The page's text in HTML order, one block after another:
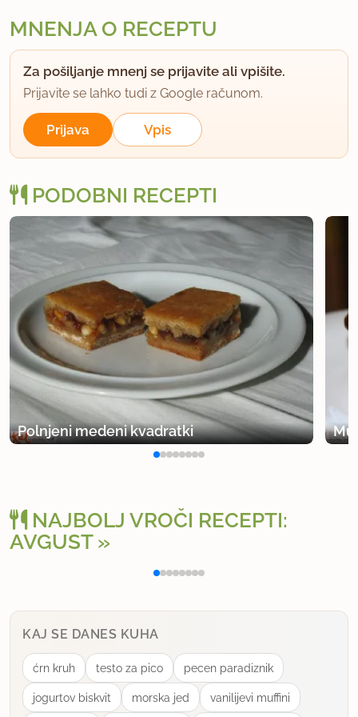
MNENJA O RECEPTU
Za pošiljanje mnenj se prijavite ali vpišite.
Prijavite se lahko tudi z Google računom.
Prijava Vpis
PODOBNI RECEPTI
Polnjeni medeni kvadratki
NAJBOLJ VROČI RECEPTI:
AVGUST
Polnjena paprika na klasičen način
KAJ SE DANES KUHA
ćrn kruh testo za pico pecen paradiznik
jogurtov biskvit morska jed vanilijevi muffini